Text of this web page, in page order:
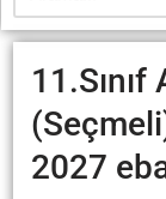
2027